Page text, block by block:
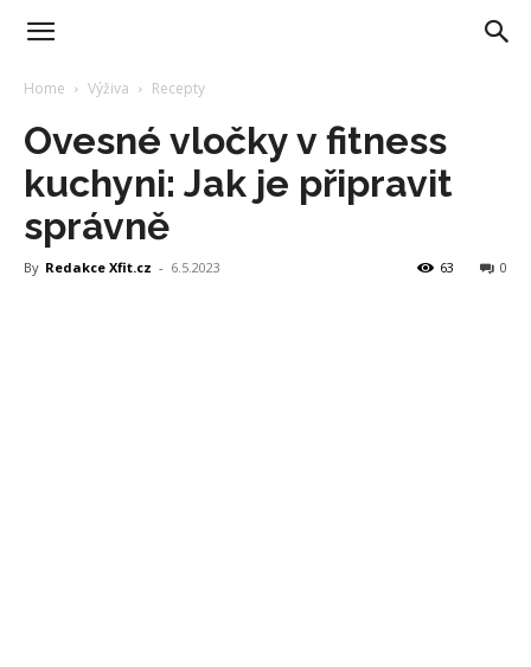
Home Výživa Recepty
Ovesné vločky v fitness
kuchyni: Jak je připravit
správně
By Redakce Xfit.cz - 6.5.2023 0
63